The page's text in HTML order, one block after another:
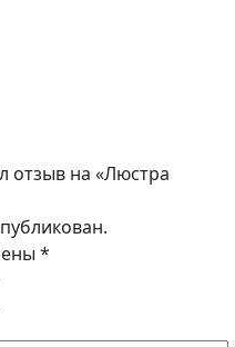
отзыв на «Люстра
*